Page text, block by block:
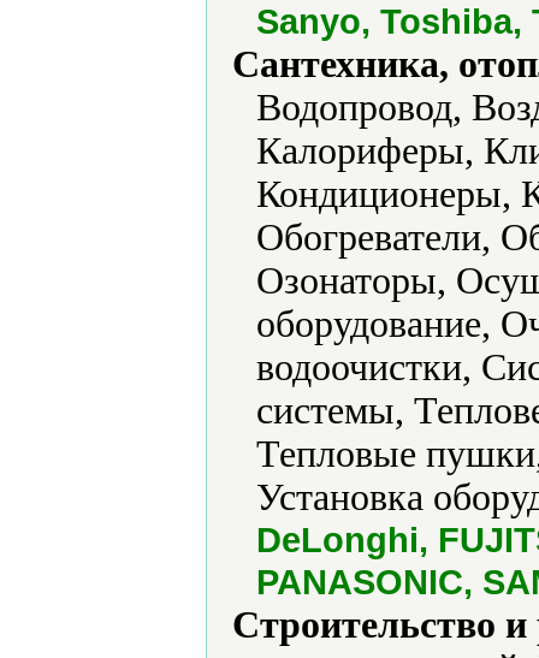
Sanyo, Toshiba,
Сантехника,
Водопровод,
Калориферы,
Кондиционеры,
Обогреватели,
Озонаторы,
оборудование,
водоочистки,
системы,
Тепловые
Установка
DeLonghi,
PANASONIC,
Строительство